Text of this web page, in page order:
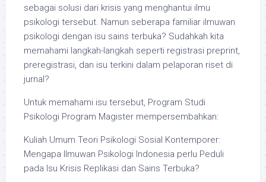
sebagai solusi dari krisis yang menghantui ilmu
psikologi tersebut. Namun seberapa familiar ilmuwan
psikologi dengan isu sains terbuka? Sudahkah kita
memahami langkah-langkah seperti registrasi preprint,
preregistrasi, dan isu terkini dalam pelaporan riset di
jurnal?
Untuk memahami isu tersebut, Program Studi
Psikologi Program Magister mempersembahkan:
Kuliah Umum Teori Psikologi Sosial Kontemporer:
Mengapa Ilmuwan Psikologi Indonesia perlu Peduli
pada Isu Krisis Replikasi dan Sains Terbuka?